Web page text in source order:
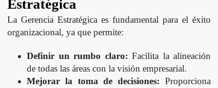
Estratégica
La Gerencia Estratégica es fundamental para el éxito
organizacional, ya que permite:
Definir un rumbo claro: Facilita la alineación
de todas las áreas con la visión empresarial.
Mejorar la toma de decisiones: Proporciona